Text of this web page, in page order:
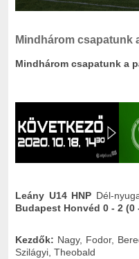
Mindhárom csapatunk
Mindhárom csapatunk a
Leány U14 HNP Dél-
Budapest Honvéd 0 - 2 (0
Kezdők: Nagy, Fodor,
Szilágyi, Theobald